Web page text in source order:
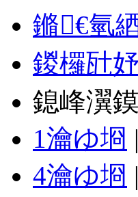
鏅€氫
鍐欏瓧
鎴峰瀷
1瀹ゆ埛 |
4瀹ゆ埛 |